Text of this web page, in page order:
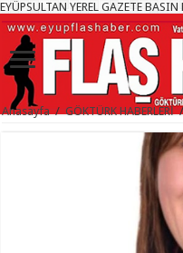
EYÜPSULTAN YEREL GAZETE BASIN
Anasayfa / GÖKTÜRK HABERLERİ